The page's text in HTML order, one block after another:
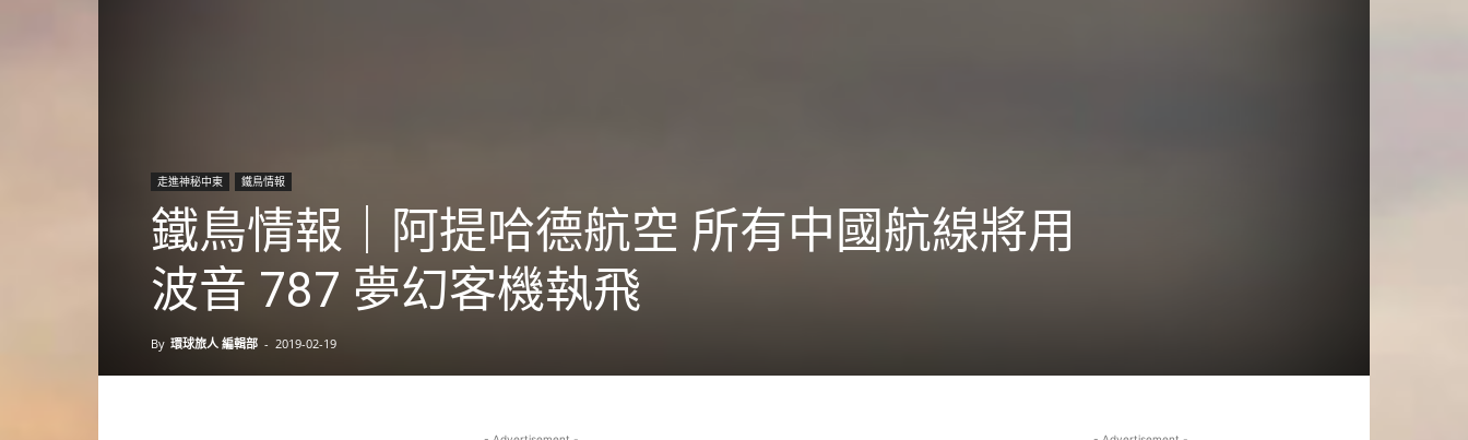
走進神秘中東 鐵鳥情報
鐵鳥情報｜阿提哈德航空 所有中國航線將用
波音 787 夢幻客機執飛
By 環球旅人 編輯部 - 2019-02-19